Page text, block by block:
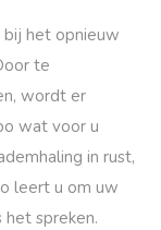
het opnieuw
te
wordt er
wat voor u
in rust,
leert u om uw
spreken.